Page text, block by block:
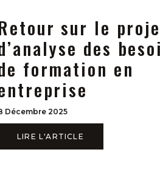
sur le
des
formation en
Décembre 2025
LIRE L'ARTICLE